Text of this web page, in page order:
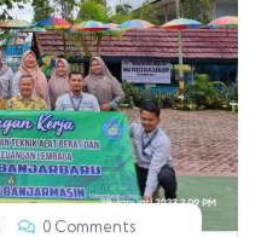
0 Comments